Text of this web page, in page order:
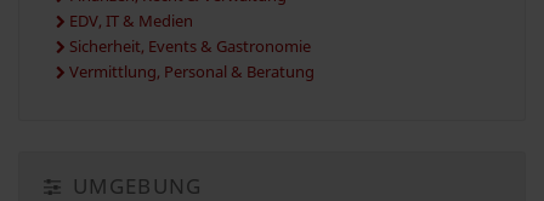
EDV, IT & Medien
Sicherheit, Events & Gastronomie
Vermittlung, Personal & Beratung
UMGEBUNG